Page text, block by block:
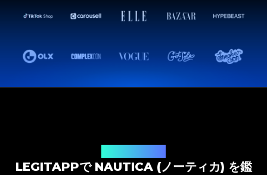
LEGITAPPで NAUTICA (ノーティカ) を鑑